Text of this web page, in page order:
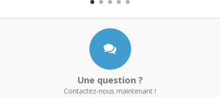
Une question ?
Contactez-nous maintenant !